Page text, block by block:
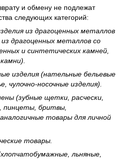
и обмену не подлежат
следующих категорий:
из драгоценных металлов
драгоценных металлов со
и синте­тических камней,
изделия (нательные бельевые
чулочно-носочные изделия).
(зубные щетки, расчески,
пинцеты, бритвы,
товары для личной
товары.
льняные,